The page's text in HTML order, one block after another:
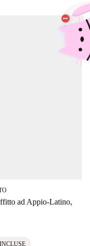
ad Appio-Latino,